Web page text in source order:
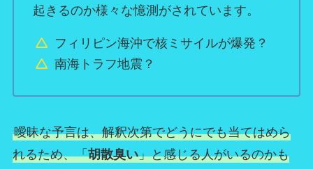
起きるのか様々な憶測がされています。
フィリピン海沖で核ミサイルが爆発？
南海トラフ地震？
曖昧な予言は、解釈次第でどうにでも当てはめら
れるため、「胡散臭い」と感じる人がいるのかも